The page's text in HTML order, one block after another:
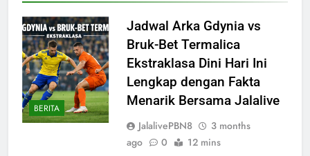
BERITA
Jadwal Arka Gdynia vs
Bruk-Bet Termalica
Ekstraklasa Dini Hari Ini
Lengkap dengan Fakta
Menarik Bersama Jalalive
JalalivePBN8
3 months
ago
0 12 mins